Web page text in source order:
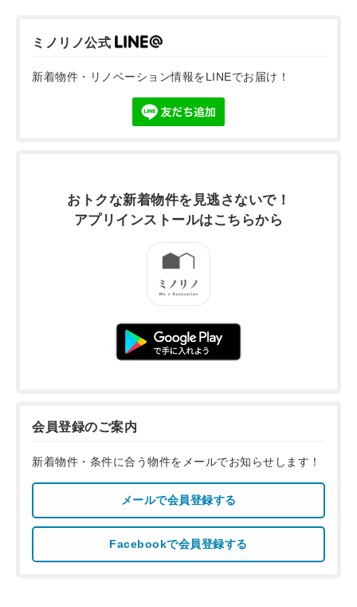
ミノリノ公式
新着物件・リノベーション情報をLINEでお届け！
おトクな新着物件を 見逃さないで！
アプリインストールはこちらから
会員登録のご案内
新着物件・条件に合う物件をメールでお知らせします！
メールで会員登録する
Facebookで会員登録する